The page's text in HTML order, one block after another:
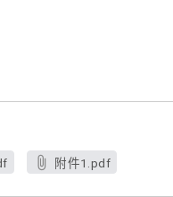
附件1.pdf